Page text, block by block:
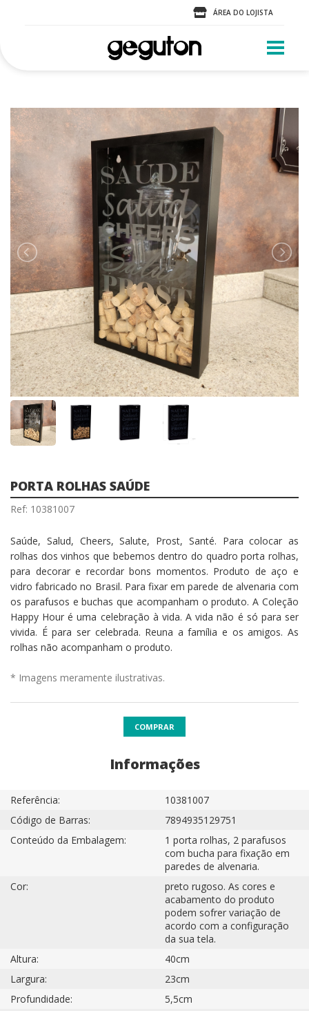
ÁREA DO LOJISTA
PORTA ROLHAS SAÚDE
Ref: 10381007
Saúde, Salud, Cheers, Salute, Prost, Santé. Para colocar as
rolhas dos vinhos que bebemos dentro do quadro porta rolhas,
para decorar e recordar bons momentos. Produto de aço e
vidro fabricado no Brasil. Para fixar em parede de alvenaria com
os parafusos e buchas que acompanham o produto. A Coleção
Happy Hour é uma celebração à vida. A vida não é só para ser
vivida. É para ser celebrada. Reuna a família e os amigos. As
rolhas não acompanham o produto.
* Imagens meramente ilustrativas.
COMPRAR
Informações
Referência:
10381007
Código de Barras:
7894935129751
Conteúdo da Embalagem:
1 porta rolhas, 2 parafusos
com bucha para fixação em
paredes de alvenaria.
Cor:
preto rugoso. As cores e
acabamento do produto
podem sofrer variação de
acordo com a configuração
da sua tela.
Altura:
40cm
Largura:
23cm
Profundidade:
5,5cm